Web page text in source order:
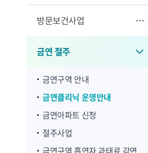
방문보건사업
금연 절주
금연구역 안내
금연클리닉 운영안내
금연아파트 신청
절주사업
금연구역 흡연자 과태료 감면